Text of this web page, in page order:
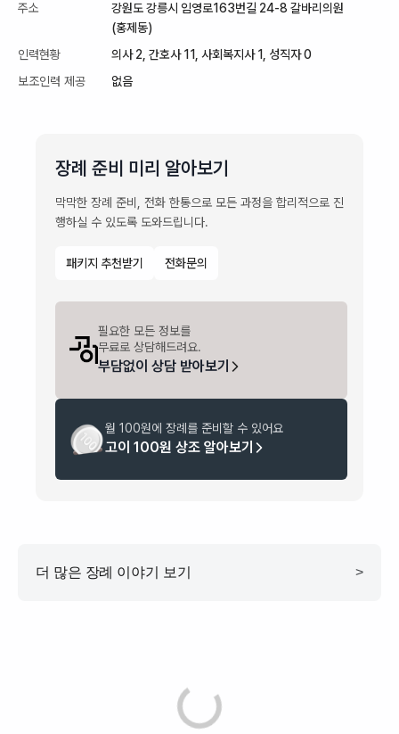
주소
강원도 강릉시 임영로163번길 24-8 갈바리의원
(홍제동)
인력현황
의사 2, 간호사 11, 사회복지사 1, 성직자 0
보조인력 제공
없음
장례 준비 미리 알아보기
막막한 장례 준비, 전화 한통으로 모든 과정을 합리적으로 진
행하실 수 있도록 도와드립니다.
패키지 추천받기 전화문의
필요한 모든 정보를
무료로 상담해드려요.
부담없이 상담 받아보기
월 100원에 장례를 준비할 수 있어요
고이 100원 상조 알아보기
더 많은 장례 이야기 보기 >